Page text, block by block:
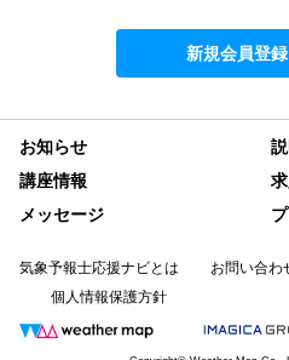
新規会員登録
お知らせ
講座情報
メッセージ
気象予報士応援ナビとは お問い合わ
個人情報保護方針